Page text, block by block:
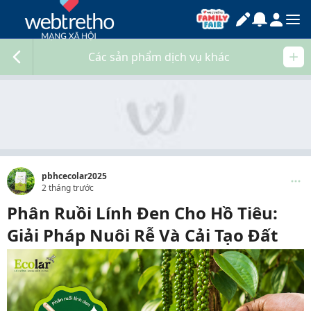
Các sản phẩm dịch vụ khác
pbhcecolar2025
2 tháng trước
Phân Ruồi Lính Đen Cho Hồ Tiêu:
Giải Pháp Nuôi Rễ Và Cải Tạo Đất